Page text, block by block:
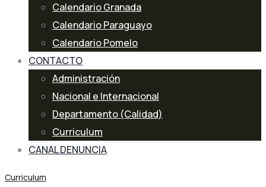
Calendario Granada
Calendario Paraguayo
Calendario Pomelo
CONTACTO
Administración
Nacional e Internacional
Departamento (Calidad)
Curriculum
CANAL DENUNCIA
Curriculum